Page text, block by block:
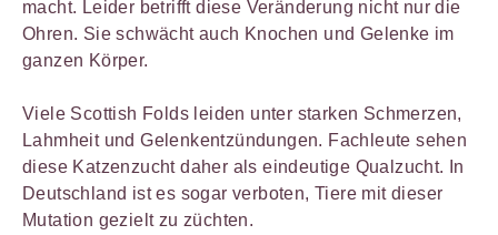
macht. Leider betrifft diese Veränderung nicht nur die
Ohren. Sie schwächt auch Knochen und Gelenke im
ganzen Körper.
Viele Scottish Folds leiden unter starken Schmerzen,
Lahmheit und Gelenkentzündungen. Fachleute sehen
diese Katzenzucht daher als eindeutige Qualzucht. In
Deutschland ist es sogar verboten, Tiere mit dieser
Mutation gezielt zu züchten.